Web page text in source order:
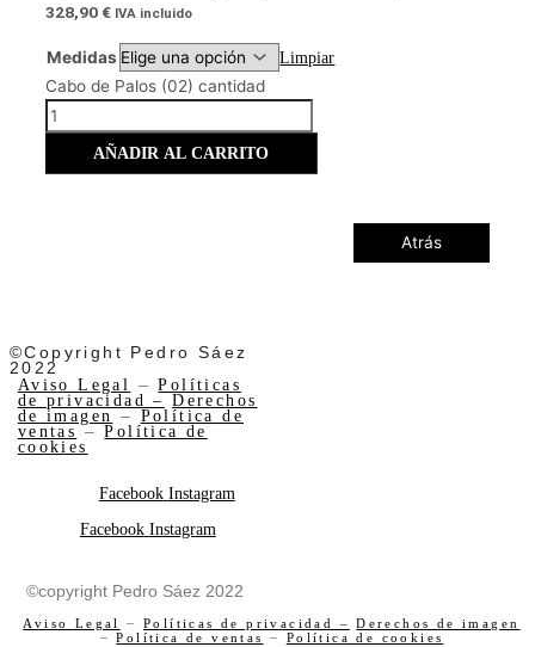
328,90 € IVA incluido
Medidas Limpiar
Cabo de Palos (02) cantidad
AÑADIR AL CARRITO
Atrás
©Copyright Pedro Sáez
2022
Aviso Legal –Políticas
de privacidad –
Derechos
de imagen – Política de
ventas –Política de
cookies
Facebook Instagram
Facebook Instagram
©copyright Pedro Sáez 2022
Aviso Legal – Políticas de privacidad –
Derechos de imagen
–Política de ventas – Política de cookies